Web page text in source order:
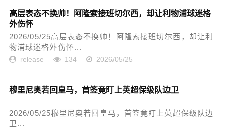
高层表态不换帅！阿隆索接班切尔西，却让利物浦球迷格
外伤怀
2026/05/25高层表态不换帅！阿隆索接班切尔西，却让利
物浦球迷格外伤怀...
release 134 2026/05/25
穆里尼奥若回皇马，首签竟盯上英超保级队边卫
2026/05/25穆里尼奥若回皇马，首签竟盯上英超保级队边
卫...